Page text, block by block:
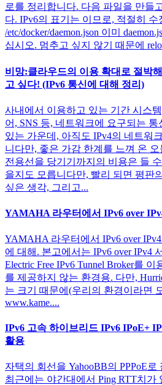
로를 정리합니다. 다음 파일을 만들
다. IPv6의 표기는 이므로, 적절히 수
/etc/docker/daemon.json 이미
십시오. 멈추고 싶지 않기 때문에
비망:클라우드의 이용 확대로 절박
고 싶다! (IPv6 통신에 대해 정리)
사내에서 이용하고 있는 기간 시스
어, SNS 등, 네트워크에 요구되는
있는 가운데, 아직도 IPv4의 네트워
니다만, 좋은 가감 한계를 느껴 온
전용선을 당기기까지의 비용은 들
을지도 모릅니다만, 빨리 되면 평판
싶은 생각, 그리고...
YAMAHA 라우터에서 IPv6 over
YAMAHA 라우터에서 IPv6 over
에 대해. 본고에서는 IPv6 over IPv4
Electric Free IPv6 Tunnel Broker를
를 제공하지 않는 환경용. 다만,
는 크기 때문에(우리의 환경이라면
www.kame....
IPv6 고속 하이브리드 IPv6 IPoE+
활용
자택의 회선을 YahooBB의 PPPoE
최근에는 야간대에서 Ping RTT치가